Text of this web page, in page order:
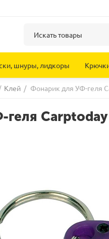
шнуры, лидкоры
Клей / Фонарик для УФ-геля